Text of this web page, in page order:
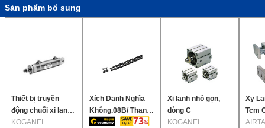
Sản phẩm bổ sung
Thiết bị truyền
động chuỗi xi lanh
sáng xi lanh tốc độ
KOGANEI
Xích Danh Nghĩa
Không.08B/ Thanh
Truyền chung73
Xi lanh nhỏ gọn,
dòng C
KOGANEI
Xy
Tcm
Dẫn